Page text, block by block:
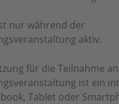
nur während der
aktiv.
für die Teilnahme
ist ein
Tablet oder